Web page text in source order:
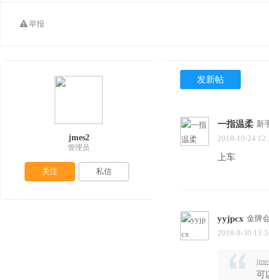
举报
发新帖
一指温柔 新
2018-10-24
yyjpcx 金牌
2018-9-30
可
jmes2
管理员
关注 私信